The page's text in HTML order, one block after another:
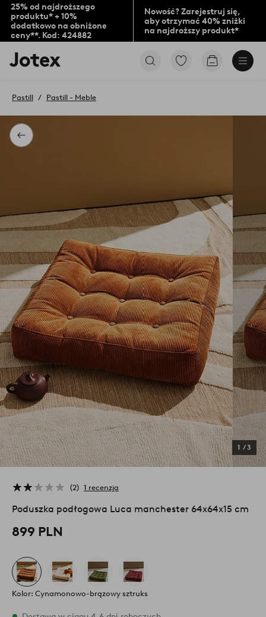
25% od najdroższego
produktu* + 10%
dodatkowo na obniżone
ceny**. Kod: 424882
Nowość? Zarejestruj się,
aby otrzymać 40% zniżki
na najdroższy produkt*
Logo
Jotex
na
stronę
PrzejdźPrzejdź
Powrót
Pastill Pastill - Meble
1 /3
2 1 recenzja
Poduszka podłogowa Luca manchester 64x64x15 cm
899 PLN
Kolor: Cynamonowo-brązowy sztruks